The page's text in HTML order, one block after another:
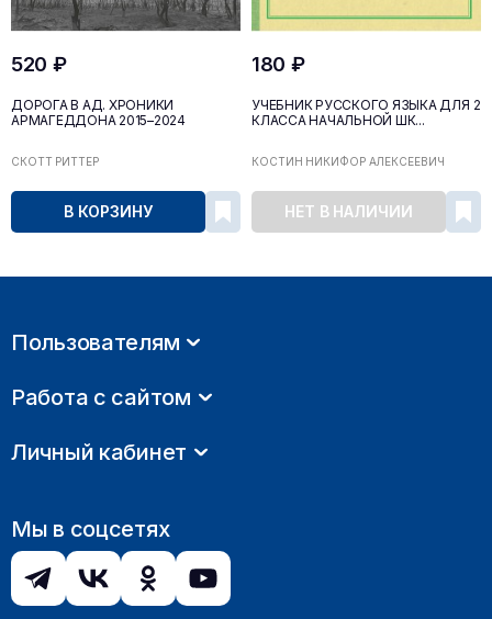
520 ₽
ДОРОГА В АД. ХРОНИКИ
АРМАГЕДДОНА 2015–2024
СКОТТ РИТТЕР
В КОРЗИНУ
180 ₽
УЧЕБНИК РУССКОГО ЯЗЫКА ДЛЯ 2
КЛАССА НАЧАЛЬНОЙ ШК...
КОСТИН НИКИФОР АЛЕКСЕЕВИЧ
НЕТ В НАЛИЧИИ
Пользователям
Работа с сайтом
Личный кабинет
Мы в соцсетях